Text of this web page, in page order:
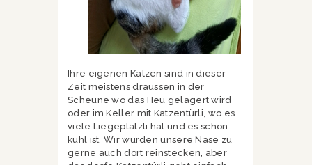
Ihre eigenen Katzen sind in dieser
Zeit meistens draussen in der
Scheune wo das Heu gelagert wird
oder im Keller mit Katzentürli, wo es
viele Liegeplätzli hat und es schön
kühl ist. Wir würden unsere Nase zu
gerne auch dort reinstecken, aber